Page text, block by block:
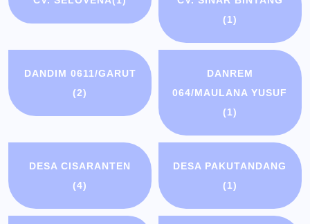
(1)
DANDIM 0611/GARUT
(2)
DANREM
064/MAULANA YUSUF
(1)
DESA CISARANTEN
(4)
DESA PAKUTANDANG
(1)